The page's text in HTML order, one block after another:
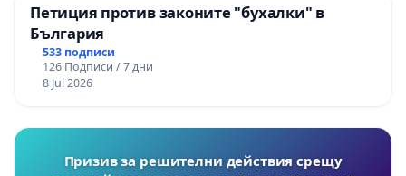
Петиция против законите "бухалки" в
България
533 подписи
126 Подписи / 7 дни
8 Jul 2026
Призив за решителни действия срещу